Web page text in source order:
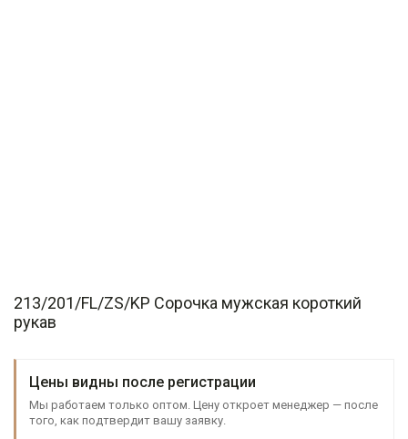
213/201/FL/ZS/KP Сорочка мужская короткий
рукав
Цены видны после регистрации
Мы работаем только оптом. Цену откроет менеджер — после
того, как подтвердит вашу заявку.